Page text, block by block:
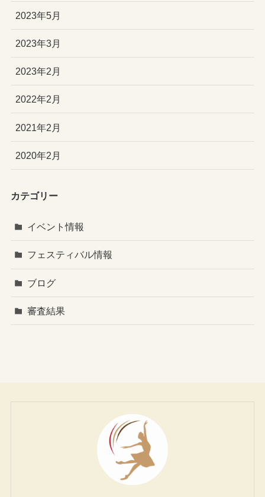
2023年5月
2023年3月
2023年2月
2022年2月
2021年2月
2020年2月
カテゴリー
イベント情報
フェスティバル情報
ブログ
審査結果